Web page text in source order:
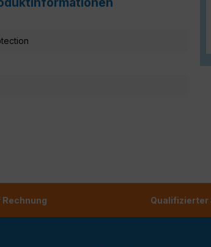
Rechnung Qualifizierter